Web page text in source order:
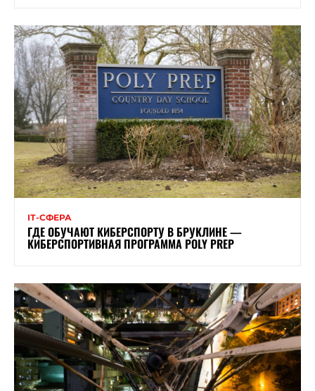
ІТ-СФЕРА
ГДЕ ОБУЧАЮТ КИБЕРСПОРТУ В БРУКЛИНЕ —
КИБЕРСПОРТИВНАЯ ПРОГРАММА POLY PREP